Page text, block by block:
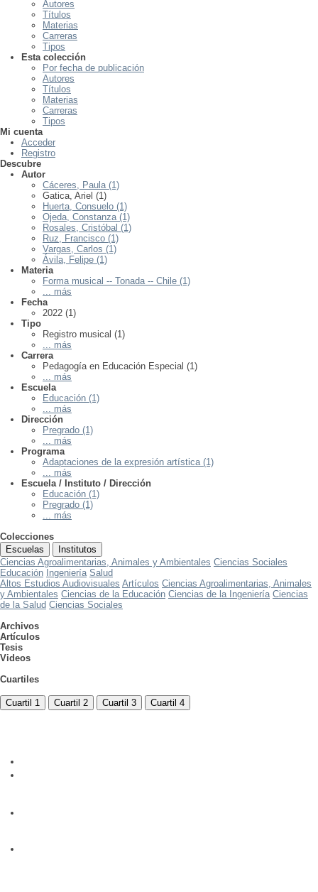
Autores
Títulos
Materias
Carreras
Tipos
Esta colección
Por fecha de publicación
Autores
Títulos
Materias
Carreras
Tipos
Mi cuenta
Acceder
Registro
Descubre
Autor
Cáceres, Paula (1)
Gatica, Ariel (1)
Huerta, Consuelo (1)
Ojeda, Constanza (1)
Rosales, Cristóbal (1)
Ruz, Francisco (1)
Vargas, Carlos (1)
Ávila, Felipe (1)
Materia
Forma musical -- Tonada -- Chile (1)
... más
Fecha
2022 (1)
Tipo
Registro musical (1)
... más
Carrera
Pedagogía en Educación Especial (1)
... más
Escuela
Educación (1)
... más
Dirección
Pregrado (1)
... más
Programa
Adaptaciones de la expresión artística (1)
... más
Escuela / Instituto / Dirección
Educación (1)
Pregrado (1)
... más
Colecciones
Escuelas
Institutos
Ciencias Agroalimentarias, Animales y Ambientales Ciencias Sociales
Educación Ingeniería Salud
Altos Estudios Audiovisuales Artículos Ciencias Agroalimentarias, Animales
y Ambientales Ciencias de la Educación Ciencias de la Ingeniería Ciencias
de la Salud Ciencias Sociales
Archivos
Artículos
Tesis
Videos
Cuartiles
Cuartil 1 Cuartil 2 Cuartil 3 Cuartil 4